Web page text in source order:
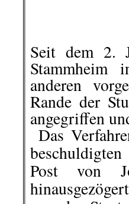
Post von
von der
politischen
durch
Personen